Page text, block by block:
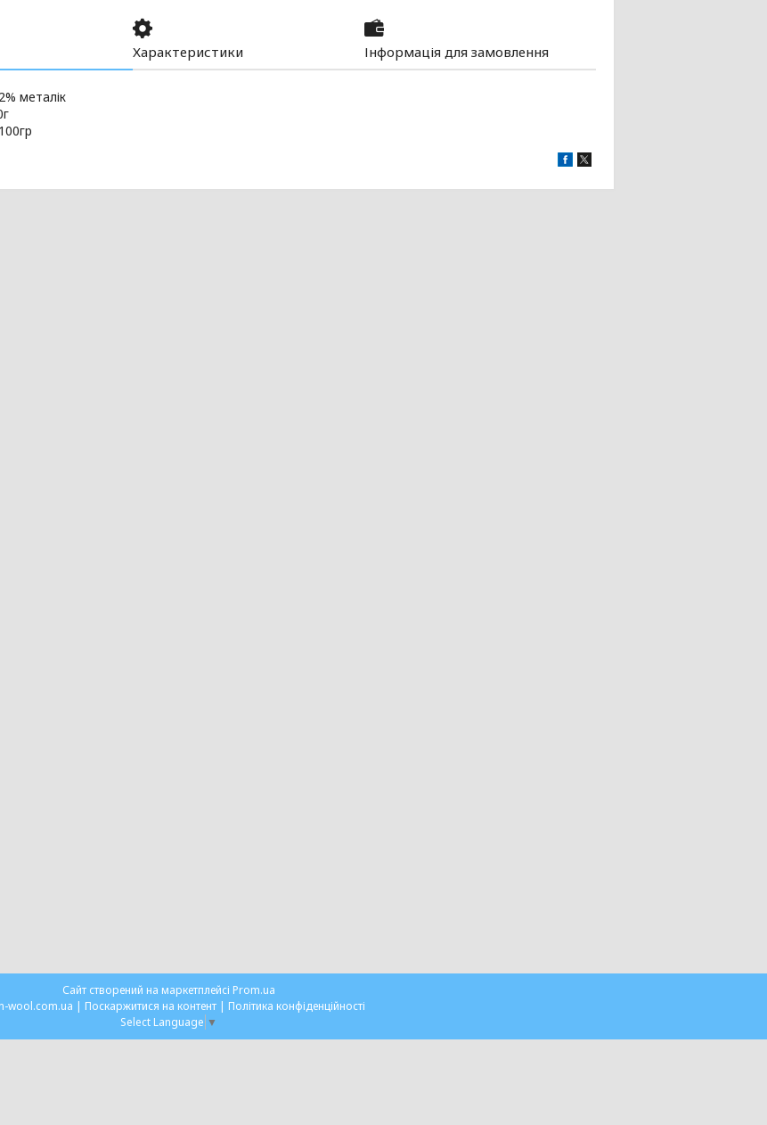
Характеристики Інформація для замовлення
металік
Сайт створений на маркетплейсі Prom.ua
cotton-wool.com.ua | Поскаржитися на контент | Політика конфіденційності
Select Language ▼